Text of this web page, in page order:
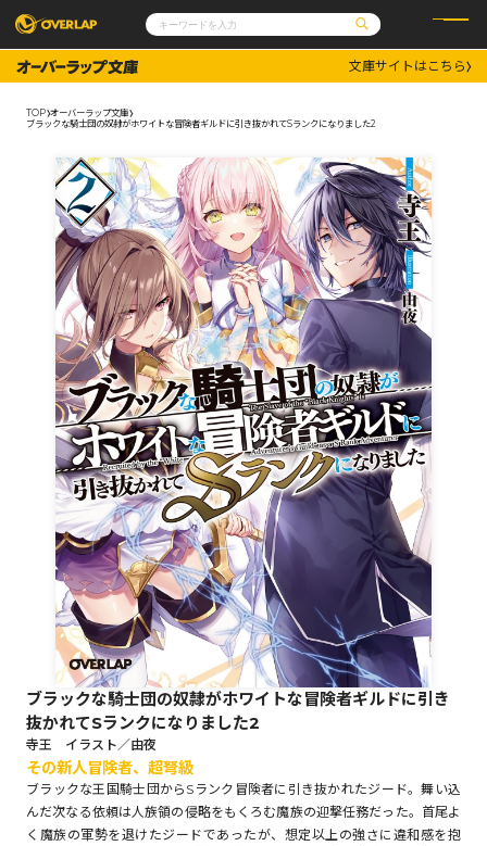
コミックガルド
コミッククリエ
LiQulle
ノベルス
ノベルスf
コミックエッセイ
ポケットモンスター
アニメ
ゲーム
OVERLAP STORE
オーバーラップ広報室
企業
会社概要
採用情報
アクセス
オーバーラップホールディングス
お問い合わせはこちら
オーバーラップ文庫
オーバーラップノベルス
オーバーラップノベルスf
ロサージュノベルス
コミックガルド
コミッククリエ
リキューレ
文庫サイトはこちら
TOP オーバーラップ文庫
ブラックな騎士団の奴隷がホワイトな冒険者ギルドに引き抜かれてSランクになりました2
ブラックな騎士団の奴隷がホワイトな冒険者ギルドに引き
抜かれてSランクになりました2
寺王 イラスト／由夜
その新人冒険者、超弩級
ブラックな王国騎士団からSランク冒険者に引き抜かれたジード。舞い込
んだ次なる依頼は人族領の侵略をもくろむ魔族の迎撃任務だった。首尾よ
く魔族の軍勢を退けたジードであったが、想定以上の強さに違和感を抱